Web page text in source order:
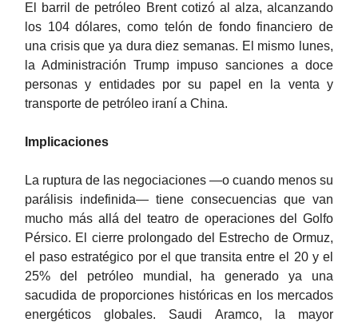
El barril de petróleo Brent cotizó al alza, alcanzando
los 104 dólares, como telón de fondo financiero de
una crisis que ya dura diez semanas. El mismo lunes,
la Administración Trump impuso sanciones a doce
personas y entidades por su papel en la venta y
transporte de petróleo iraní a China.
Implicaciones
La ruptura de las negociaciones —o cuando menos su
parálisis indefinida— tiene consecuencias que van
mucho más allá del teatro de operaciones del Golfo
Pérsico. El cierre prolongado del Estrecho de Ormuz,
el paso estratégico por el que transita entre el 20 y el
25% del petróleo mundial, ha generado ya una
sacudida de proporciones históricas en los mercados
energéticos globales. Saudi Aramco, la mayor